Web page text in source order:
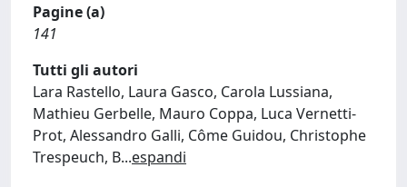
Pagine (a)
141
Tutti gli autori
Lara Rastello, Laura Gasco, Carola Lussiana,
Mathieu Gerbelle, Mauro Coppa, Luca Vernetti-
Prot, Alessandro Galli, Côme Guidou, Christophe
Trespeuch, B...espandi